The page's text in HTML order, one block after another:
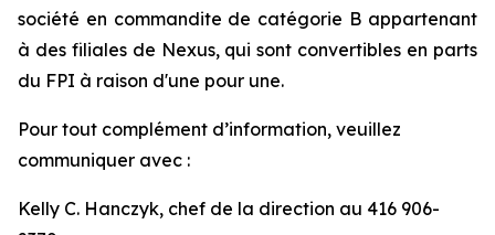
société en commandite de catégorie B appartenant
à des filiales de Nexus, qui sont convertibles en parts
du FPI à raison d'une pour une.
Pour tout complément d’information, veuillez
communiquer avec :
Kelly C. Hanczyk, chef de la direction au 416 906-